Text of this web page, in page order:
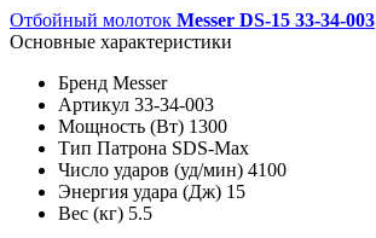
Отбойный молоток Messer DS-15 33-34-003
Основные характеристики
Бренд Messer
Артикул 33-34-003
Мощность (Вт) 1300
Тип Патрона SDS-Max
Число ударов (уд/мин) 4100
Энергия удара (Дж) 15
Вес (кг) 5.5